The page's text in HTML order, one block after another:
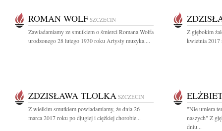
ROMAN WOLF SZCZECIN
Zawiadamiamy ze smutkiem o śmierci Romana Wolfa
urodzonego 28 lutego 1930 roku Artysty muzyka....
Z głębokim
kwietnia 2017
ZDZISŁAWA TLOLKA SZCZECIN
Z wielkim smutkiem powiadamiamy, że dnia 26
marca 2017 roku po długiej i ciężkiej chorobie...
"Nie umiera
naszych" Z
dniu...